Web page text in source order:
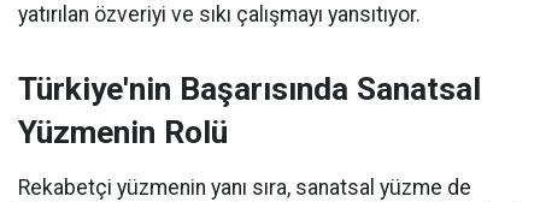
yatırılan özveriyi ve sıkı çalışmayı yansıtıyor.
Türkiye'nin Başarısında Sanatsal
Yüzmenin Rolü
Rekabetçi yüzmenin yanı sıra, sanatsal yüzme de